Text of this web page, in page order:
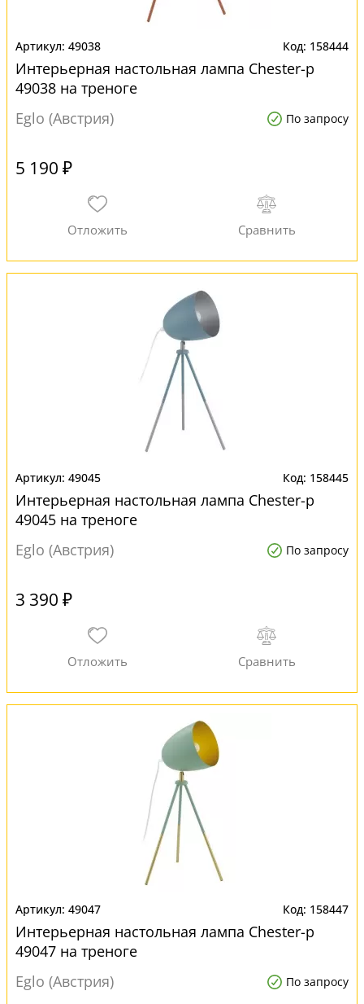
49038 158444
Интерьерная настольная лампа Chester-p
49038 на треноге
Eglo (Австрия)
По запросу
5 190 ₽
49045 158445
Интерьерная настольная лампа Chester-p
49045 на треноге
Eglo (Австрия)
По запросу
3 390 ₽
49047 158447
Интерьерная настольная лампа Chester-p
49047 на треноге
Eglo (Австрия)
По запросу